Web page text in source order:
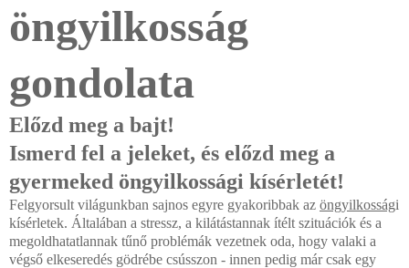
öngyilkosság
gondolata
Előzd meg a bajt!
Ismerd fel a jeleket, és előzd meg a
gyermeked öngyilkossági kísérletét!
Felgyorsult világunkban sajnos egyre gyakoribbak az öngyilkossági
kísérletek. Általában a stressz, a kilátástannak ítélt szituációk és a
megoldhatatlannak tűnő problémák vezetnek oda, hogy valaki a
végső elkeseredés gödrébe csússzon - innen pedig már csak egy